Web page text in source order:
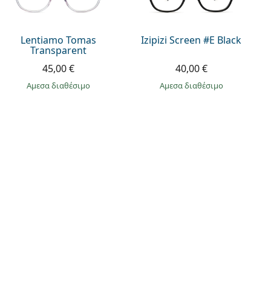
Lentiamo Tomas
Transparent
45,00 €
άμεσα διαθέσιμο
Izipizi Screen #E Black
40,00 €
άμεσα διαθέσιμο